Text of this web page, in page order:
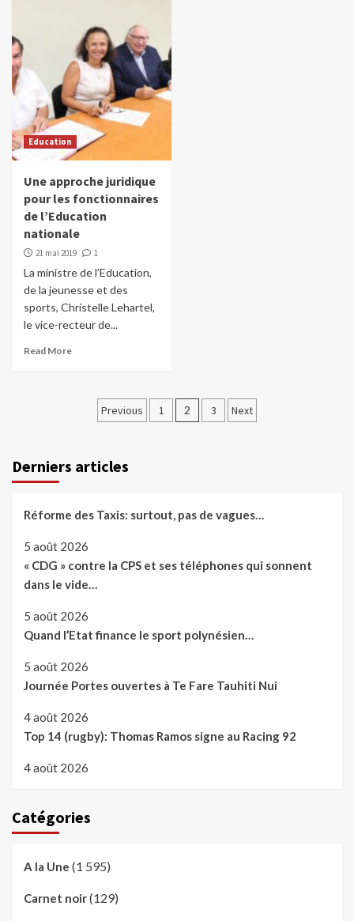
Education
Une approche juridique
pour les fonctionnaires
de l’Education
nationale
21 mai 2019 1
La ministre de l’Education,
de la jeunesse et des
sports, Christelle Lehartel,
le vice-recteur de...
Read More
Pagination
publications
Previous 1 2 3 Next
Derniers articles
Réforme des Taxis: surtout, pas de vagues…
5 août 2026
« CDG » contre la CPS et ses téléphones qui sonnent
dans le vide…
5 août 2026
Quand l’Etat finance le sport polynésien…
5 août 2026
Journée Portes ouvertes à Te Fare Tauhiti Nui
4 août 2026
Top 14 (rugby): Thomas Ramos signe au Racing 92
4 août 2026
Catégories
A la Une (1 595)
Carnet noir(129)